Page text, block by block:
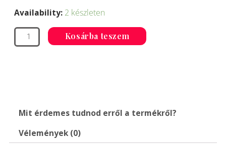
Availability: 2 készleten
labdával
kék
Kosárba teszem
Mit érdemes tudnod erről a termékről?
Vélemények (0)